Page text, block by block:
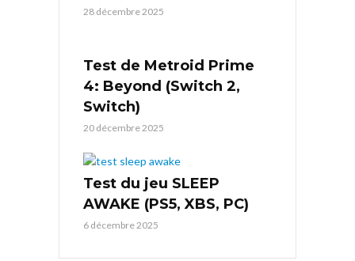
28 décembre 2025
Test de Metroid Prime
4: Beyond (Switch 2,
Switch)
20 décembre 2025
Test du jeu SLEEP
AWAKE (PS5, XBS, PC)
6 décembre 2025